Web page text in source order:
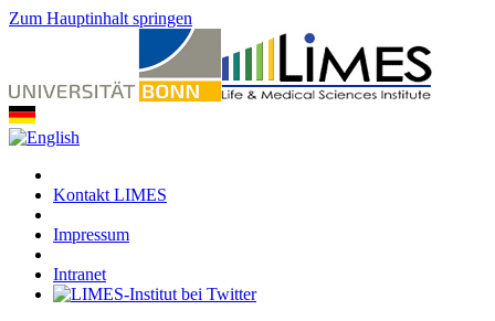
Zum Hauptinhalt springen
Kontakt LIMES
Impressum
Intranet